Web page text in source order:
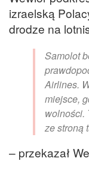
izraelską
drodze na
Samolot
Airlines.
miejsce,
wolności.
ze stroną
– przekazał